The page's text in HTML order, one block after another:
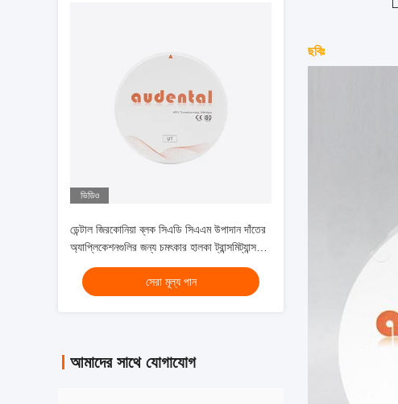
ভিডিও
ডেন্টাল জিরকোনিয়া ব্লক সিএডি সিএএম উপাদান দাঁতের
অ্যাপ্লিকেশনগুলির জন্য চমৎকার হালকা ট্রান্সমিট্যান্স
এবং সিনট্রেটিং পারফরম্যান্স সহ
সেরা মূল্য পান
আমাদের সাথে যোগাযোগ
ছবিঃ